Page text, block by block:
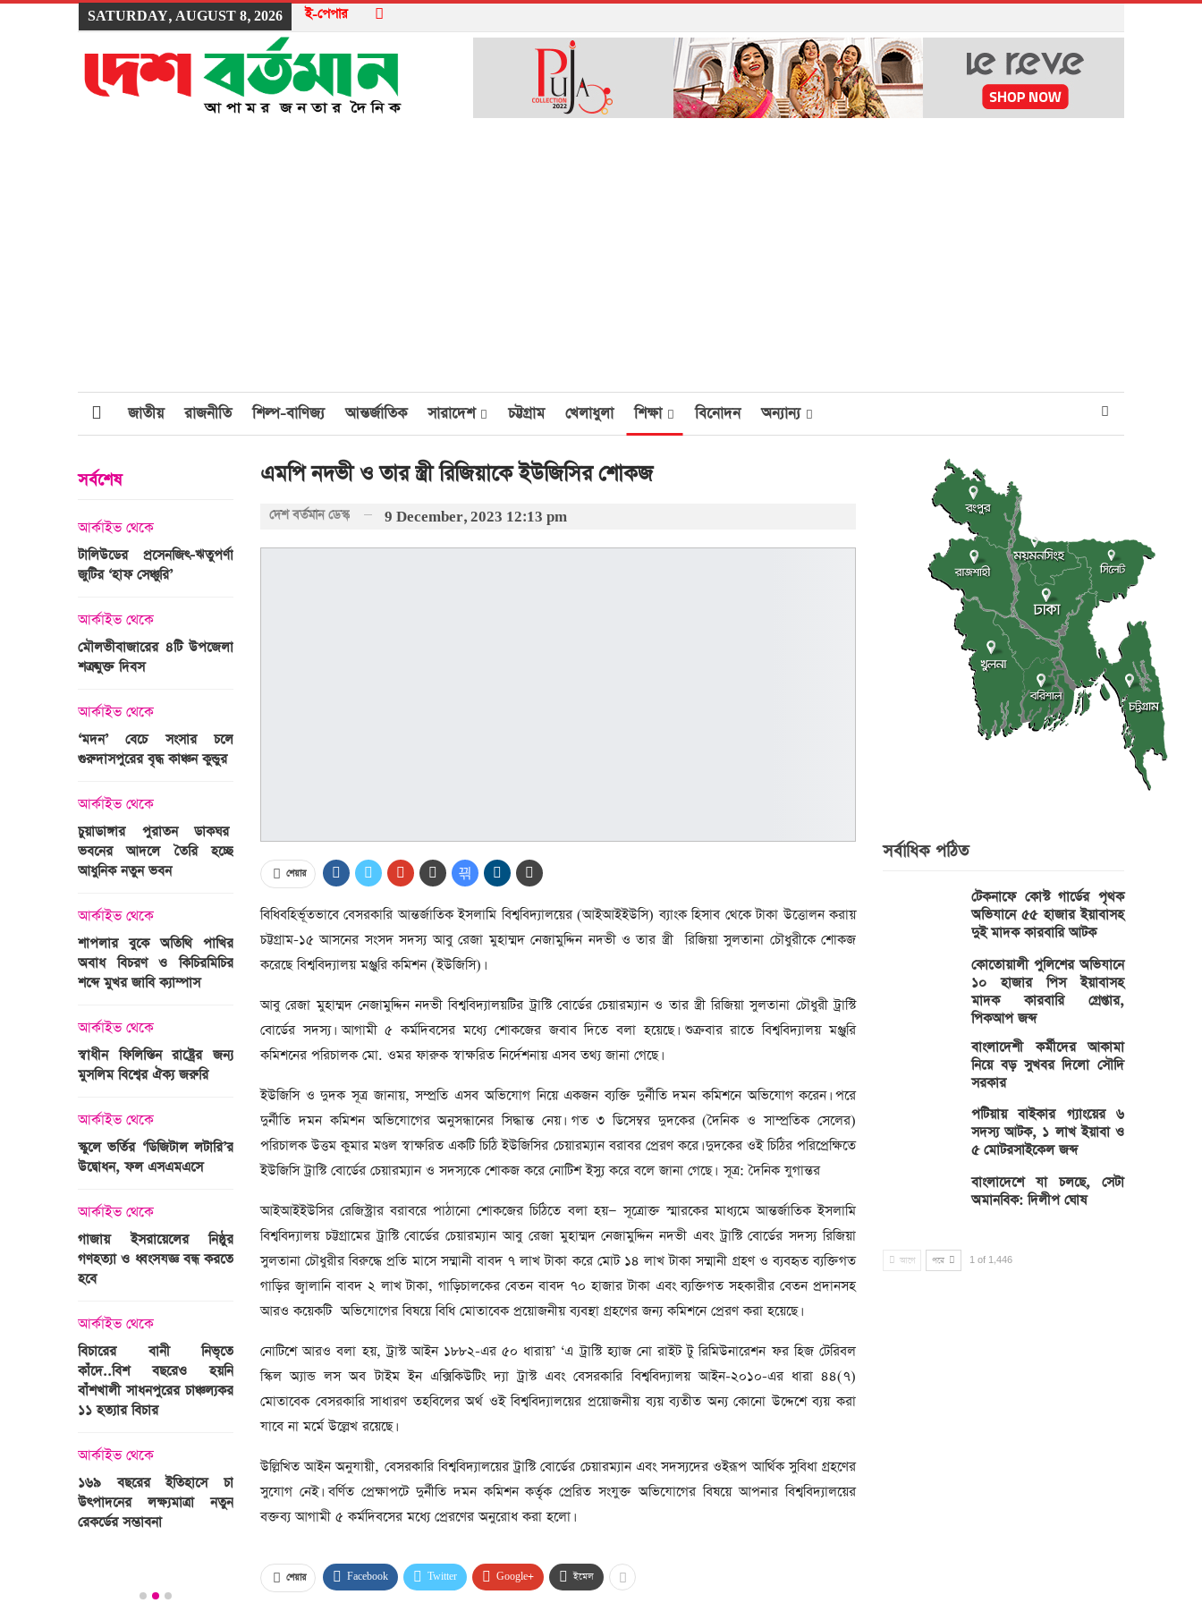
SATURDAY, AUGUST 8, 2026 ই-পেপার
জাতীয় রাজনীতি শিল্প-বাণিজ্য আন্তর্জাতিক সারাদেশ চট্টগ্রাম খেলাধুলা শিক্ষা বিনোদন অন্যান্য
এমপি নদভী ও তার স্ত্রী রিজিয়াকে ইউজিসির শোকজ
দেশ বর্তমান ডেস্ক 9 December, 2023 12:13 pm
শেয়ার
বিধিবহির্ভূতভাবে বেসরকারি আন্তর্জাতিক ইসলামি বিশ্ববিদ্যালয়ের (আইআইইউসি) ব্যাংক হিসাব থেকে টাকা উত্তোলন করায়
চট্টগ্রাম-১৫ আসনের সংসদ সদস্য আবু রেজা মুহাম্মদ নেজামুদ্দিন নদভী ও তার স্ত্রী রিজিয়া সুলতানা চৌধুরীকে শোকজ
করেছে বিশ্ববিদ্যালয় মঞ্জুরি কমিশন (ইউজিসি)।
আবু রেজা মুহাম্মদ নেজামুদ্দিন নদভী বিশ্ববিদ্যালয়টির ট্রাস্টি বোর্ডের চেয়ারম্যান ও তার স্ত্রী রিজিয়া সুলতানা চৌধুরী ট্রাস্টি
বোর্ডের সদস্য। আগামী ৫ কর্মদিবসের মধ্যে শোকজের জবাব দিতে বলা হয়েছে। শুক্রবার রাতে বিশ্ববিদ্যালয় মঞ্জুরি
কমিশনের পরিচালক মো. ওমর ফারুক স্বাক্ষরিত নির্দেশনায় এসব তথ্য জানা গেছে।
ইউজিসি ও দুদক সূত্র জানায়, সম্প্রতি এসব অভিযোগ নিয়ে একজন ব্যক্তি দুর্নীতি দমন কমিশনে অভিযোগ করেন। পরে
দুর্নীতি দমন কমিশন অভিযোগের অনুসন্ধানের সিদ্ধান্ত নেয়। গত ৩ ডিসেম্বর দুদকের (দৈনিক ও সাম্প্রতিক সেলের)
পরিচালক উত্তম কুমার মণ্ডল স্বাক্ষরিত একটি চিঠি ইউজিসির চেয়ারম্যান বরাবর প্রেরণ করে। দুদকের ওই চিঠির পরিপ্রেক্ষিতে
ইউজিসি ট্রাস্টি বোর্ডের চেয়ারম্যান ও সদস্যকে শোকজ করে নোটিশ ইস্যু করে বলে জানা গেছে। সূত্র: দৈনিক যুগান্তর
আইআইইউসির রেজিস্ট্রার বরাবরে পাঠানো শোকজের চিঠিতে বলা হয়— সূত্রোক্ত স্মারকের মাধ্যমে আন্তর্জাতিক ইসলামি
বিশ্ববিদ্যালয় চট্টগ্রামের ট্রাস্টি বোর্ডের চেয়ারম্যান আবু রেজা মুহাম্মদ নেজামুদ্দিন নদভী এবং ট্রাস্টি বোর্ডের সদস্য রিজিয়া
সুলতানা চৌধুরীর বিরুদ্ধে প্রতি মাসে সম্মানী বাবদ ৭ লাখ টাকা করে মোট ১৪ লাখ টাকা সম্মানী গ্রহণ ও ব্যবহৃত ব্যক্তিগত
গাড়ির জ্বালানি বাবদ ২ লাখ টাকা, গাড়িচালকের বেতন বাবদ ৭০ হাজার টাকা এবং ব্যক্তিগত সহকারীর বেতন প্রদানসহ
আরও কয়েকটি অভিযোগের বিষয়ে বিধি মোতাবেক প্রয়োজনীয় ব্যবস্থা গ্রহণের জন্য কমিশনে প্রেরণ করা হয়েছে।
নোটিশে আরও বলা হয়, ট্রাস্ট আইন ১৮৮২-এর ৫০ ধারায়’ ‘এ ট্রাস্টি হ্যাজ নো রাইট টু রিমিউনারেশন ফর হিজ টেরিবল
স্কিল অ্যান্ড লস অব টাইম ইন এক্সিকিউটিং দ্যা ট্রাস্ট এবং বেসরকারি বিশ্ববিদ্যালয় আইন-২০১০-এর ধারা ৪৪(৭)
মোতাবেক বেসরকারি সাধারণ তহবিলের অর্থ ওই বিশ্ববিদ্যালয়ের প্রয়োজনীয় ব্যয় ব্যতীত অন্য কোনো উদ্দেশে ব্যয় করা
যাবে না মর্মে উল্লেখ রয়েছে।
উল্লিখিত আইন অনুযায়ী, বেসরকারি বিশ্ববিদ্যালয়ের ট্রাস্টি বোর্ডের চেয়ারম্যান এবং সদস্যদের ওইরূপ আর্থিক সুবিধা গ্রহণের
সুযোগ নেই। বর্ণিত প্রেক্ষাপটে দুর্নীতি দমন কমিশন কর্তৃক প্রেরিত সংযুক্ত অভিযোগের বিষয়ে আপনার বিশ্ববিদ্যালয়ের
বক্তব্য আগামী ৫ কর্মদিবসের মধ্যে প্রেরণের অনুরোধ করা হলো।
শেয়ার Facebook Twitter Google+ ইমেল
সর্বাধিক পঠিত
টেকনাফে কোস্ট গার্ডের পৃথক
অভিযানে ৫৫ হাজার ইয়াবাসহ
দুই মাদক কারবারি আটক
কোতোয়ালী পুলিশের অভিযানে
১০ হাজার পিস ইয়াবাসহ
মাদক কারবারি গ্রেপ্তার,
পিকআপ জব্দ
বাংলাদেশী কর্মীদের আকামা
নিয়ে বড় সুখবর দিলো সৌদি
সরকার
পটিয়ায় বাইকার গ্যাংয়ের ৬
সদস্য আটক, ১ লাখ ইয়াবা ও
৫ মোটরসাইকেল জব্দ
বাংলাদেশে যা চলছে, সেটা
অমানবিক: দিলীপ ঘোষ
আগে পরে 1 of 1,446
সর্বশেষ
আর্কাইভ থেকে
টালিউডের প্রসেনজিৎ-ঋতুপর্ণা
জুটির ‘হাফ সেঞ্চুরি’
আর্কাইভ থেকে
মৌলভীবাজারের ৪টি উপজেলা
শত্রুমুক্ত দিবস
আর্কাইভ থেকে
‘মদন’ বেচে সংসার চলে
গুরুদাসপুরের বৃদ্ধ কাঞ্চন কুন্ডুর
আর্কাইভ থেকে
চুয়াডাঙ্গার পুরাতন ডাকঘর
ভবনের আদলে তৈরি হচ্ছে
আধুনিক নতুন ভবন
আর্কাইভ থেকে
শাপলার বুকে অতিথি পাখির
অবাধ বিচরণ ও কিচিরমিচির
শব্দে মুখর জাবি ক্যাম্পাস
আর্কাইভ থেকে
স্বাধীন ফিলিস্তিন রাষ্ট্রের জন্য
মুসলিম বিশ্বের ঐক্য জরুরি
আর্কাইভ থেকে
স্কুলে ভর্তির ‘ডিজিটাল লটারি’র
উদ্বোধন, ফল এসএমএসে
আর্কাইভ থেকে
গাজায় ইসরায়েলের নিষ্ঠুর
গণহত্যা ও ধ্বংসযজ্ঞ বন্ধ করতে
হবে
আর্কাইভ থেকে
বিচারের বানী নিভৃতে
কাঁদে..বিশ বছরেও হয়নি
বাঁশখালী সাধনপুরের চাঞ্চল্যকর
১১ হত্যার বিচার
আর্কাইভ থেকে
১৬৯ বছরের ইতিহাসে চা
উৎপাদনের লক্ষ্যমাত্রা নতুন
রেকর্ডের সম্ভাবনা
শ্রীগোবিন্দপুর চা বাগানের লেক
মামলা : হাইকোর্টের রায় আজ
আন্তর্জাতিক
অজ্ঞাত বন্দুকধারীর গুলিতে
মাওলানা তারেক জামিলের
আন্তর্জাতিক
বিশ্বকাপ ইাতহাসে সাকিবের
আর্কাইভ থেকে
টানেল উদ্বোধন : প্রধানমন্ত্রীর
জনসভায় যোগ দিচ্ছেন দলীয়
আর্কাইভ থেকে
ভারতজুড়ে চলছে ‘মুজিব:একটি
জাতির রূপকার ’সিনেমার
প্রচারণা
আর্কাইভ থেকে
স্বামীকে বেঁধে স্ত্রীকে গণধর্ষণ, ২
ধর্ষককে পুলিশে দিল মা-বাবা
আর্কাইভ থেকে
প্রস্তুত গাবতলীর হাট
আন্তর্জাতিক
এক দিনে ৪০ হিজবুল্লাহ
আর্কাইভ থেকে
সেহরি, ইফতার ও তারাবির
সময় নিরবচ্ছিন্ন বিদ্যুৎ রাখার
নির্দেশ: প্রধানমন্ত্রী তারেক
রহমান
আর্কাইভ থেকে
দেশের ১১তম প্রধানমন্ত্রী হলেন
তারেক রহমান
নতুন মন্ত্রিসভা ৫০ সদস্যের হতে
পারে, ২৫ পূর্ণমন্ত্রী, প্রতিমন্ত্রী
আর্কাইভ থেকে
সাবেক প্রধানমন্ত্রী খালেদা
জিয়ার মৃত্যুতে ৩ দিনের রাষ্ট্রীয়
শোক, প্রজ্ঞাপন জারি
আর্কাইভ থেকে
দেশনেত্রী বেগম খালেদা জিয়া
আর্কাইভ থেকে
ঐতিহাসিক পাগলা
আর্কাইভ থেকে
৫ বছর পর পর নির্বাচনি
খাত